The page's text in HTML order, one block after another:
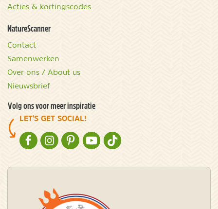
Acties & kortingscodes
NatureScanner
Contact
Samenwerken
Over ons / About us
Nieuwsbrief
Volg ons voor meer inspiratie
LET'S GET SOCIAL!
NATURESCANNER OP FACEBOOK
NATURESCANNER OP INSTAGRAM
NATURESCANNER OP PINTEREST
NATURESCANNER OP YOUTUBE
NATURESCANNER OP TIKTOK